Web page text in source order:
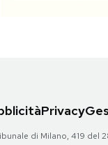
Privacy
di Milano, 419 del